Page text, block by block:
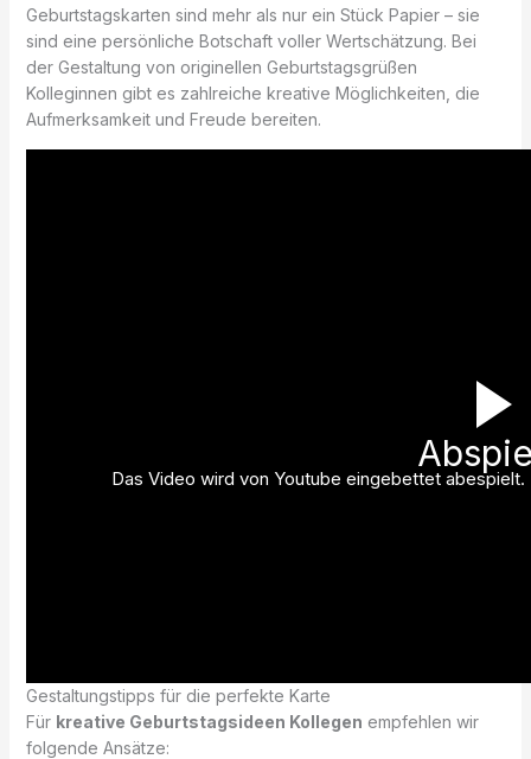
Geburtstagskarten sind mehr als nur ein Stück Papier – sie
sind eine persönliche Botschaft voller Wertschätzung. Bei
der Gestaltung von originellen Geburtstagsgrüßen
Kolleginnen gibt es zahlreiche kreative Möglichkeiten, die
Aufmerksamkeit und Freude bereiten.
Das Video wird von Youtube eingebettet
Gestaltungstipps für die perfekte Karte
Für kreative Geburtstagsideen Kollegen empfehlen wir
folgende Ansätze: